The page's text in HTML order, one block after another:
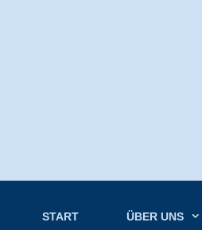
START ÜBER UNS